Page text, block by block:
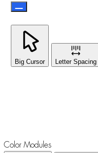
Big Cursor Letter Spacing
Color Modules